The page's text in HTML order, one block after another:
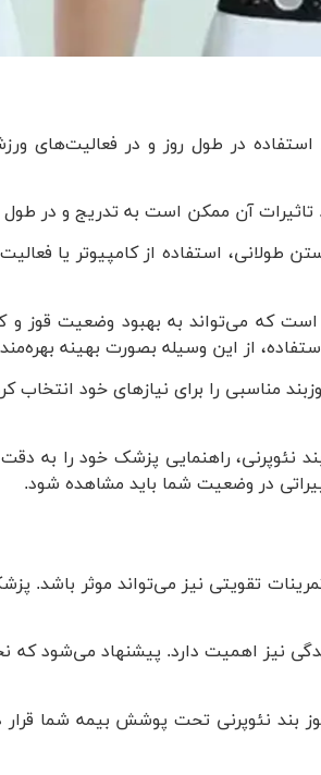
در طول روز و در فعالیت‌های
تاثیرات آن ممکن است به تدریج و در
طولانی، استفاده از کامپیوتر یا
است که می‌تواند به بهبود وضعیت
از این وسیله بصورت بهینه
مناسبی را برای نیازهای خود انتخاب
نئوپرنی، راهنمایی پزشک خود را به
در وضعیت شما باید مشاهده شود.
تمرینات تقویتی نیز می‌تواند موثر
نیز اهمیت دارد. پیشنهاد می‌شود که
بند نئوپرنی تحت پوشش بیمه شما